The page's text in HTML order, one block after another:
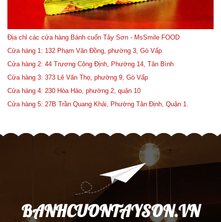
Địa chỉ các cửa hàng Bánh cuốn Tây Sơn - MsSmile FOOD
Cửa hàng 1: 132 Phạm Văn Đồng, phường 3, Gò Vấp
Cửa hàng 2: 44 Trương Công Định, Phường 14, Tân Bình
Cửa hàng 3: 373 Lê Văn Thọ, phường 9, Gò Vấp
Cửa hàng 4: 230 Hòa Hảo, phường 2, quận 10
Cửa hàng 5: 27B Trần Quang Khải, Phường Tân Định, Quận 1.
BANHCUONTAYSON.VN